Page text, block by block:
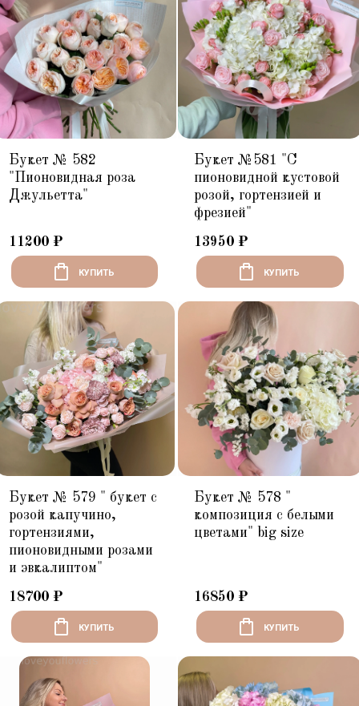
Букет № 582
"Пионовидная роза
Джульетта"
11200 ₽
КУПИТЬ
Букет №581 "С
пионовидной кустовой
розой, гортензией и
фрезией"
13950 ₽
КУПИТЬ
Букет № 579 " букет с
розой капучино,
гортензиями,
пионовидными розами
и эвкалиптом"
18700 ₽
КУПИТЬ
Букет № 578 "
композиция с белыми
цветами" big size
16850 ₽
КУПИТЬ